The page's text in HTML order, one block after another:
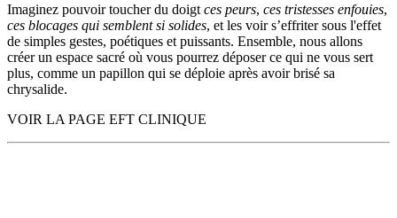
Imaginez pouvoir toucher du doigt ces peurs, ces tristesses enfouies,
ces blocages qui semblent si solides, et les voir s’effriter sous l'effet
de simples gestes, poétiques et puissants. Ensemble, nous allons
créer un espace sacré où vous pourrez déposer ce qui ne vous sert
plus, comme un papillon qui se déploie après avoir brisé sa
chrysalide.
VOIR LA PAGE EFT CLINIQUE